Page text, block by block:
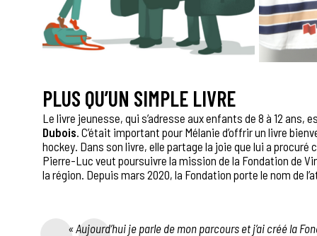
PLUS QU’UN SIMPLE LIVRE
Le livre jeunesse, qui s’adresse aux enfants de 8 à 12
Dubois . C’était important pour Mélanie d’offrir un livre
hockey. Dans son livre, elle partage la joie que lui a
Pierre-Luc veut poursuivre la mission de la Fondation de
la région. Depuis mars 2020, la Fondation porte le nom de
« Aujourd’hui je parle de mon parcours et j’ai créé la